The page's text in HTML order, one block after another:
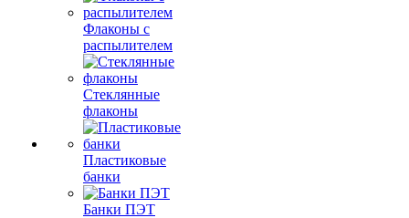
Флаконы с
распылителем
Стеклянные
флаконы
Пластиковые
банки
Банки ПЭТ